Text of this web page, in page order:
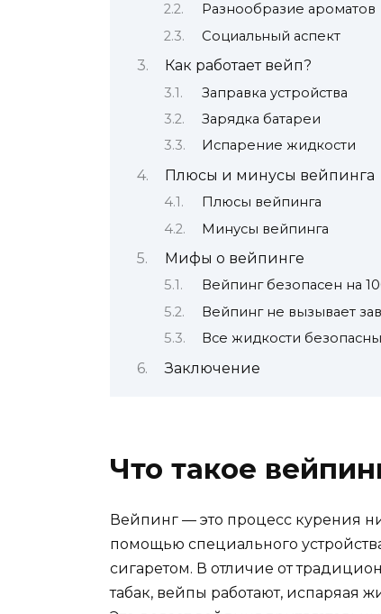
Разнообразие ароматов
Социальный аспект
Как работает вейп?
Заправка устройства
Зарядка батареи
Испарение жидкости
Плюсы и минусы вейпинга
Плюсы вейпинга
Минусы вейпинга
Мифы о вейпинге
Вейпинг безопасен на
Вейпинг не вызывает
Все жидкости безопасны
Заключение
Что такое
Вейпинг — это процесс курения
помощью специального
сигаретом. В отличие от
табак, вейпы работают, испаряая